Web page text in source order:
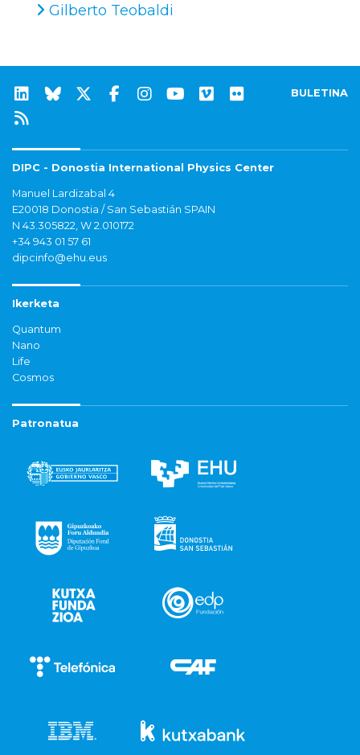
Gilberto Teobaldi
BULETINA
DIPC - Donostia International Physics Center
Manuel Lardizabal 4
E20018 Donostia / San Sebastián SPAIN
N 43.305822, W 2.010172
+34 943 01 57 61
dipcinfo@ehu.eus
Ikerketa
Quantum
Nano
Life
Cosmos
Patronatua